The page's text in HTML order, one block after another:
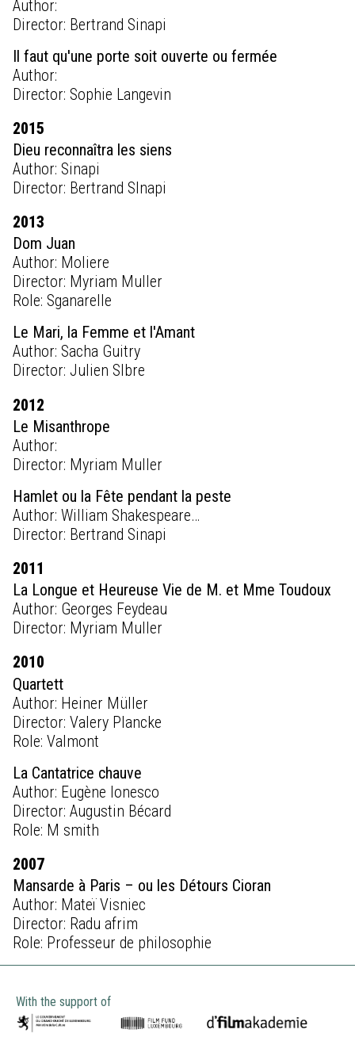
Author:
Director: Bertrand Sinapi
Il faut qu'une porte soit ouverte ou fermée
Author:
Director: Sophie Langevin
2015
Dieu reconnaîtra les siens
Author: Sinapi
Director: Bertrand SInapi
2013
Dom Juan
Author: Moliere
Director: Myriam Muller
Role: Sganarelle
Le Mari, la Femme et l'Amant
Author: Sacha Guitry
Director: Julien SIbre
2012
Le Misanthrope
Author:
Director: Myriam Muller
Hamlet ou la Fête pendant la peste
Author: William Shakespeare…
Director: Bertrand Sinapi
2011
La Longue et Heureuse Vie de M. et Mme Toudoux
Author: Georges Feydeau
Director: Myriam Muller
2010
Quartett
Author: Heiner Müller
Director: Valery Plancke
Role: Valmont
La Cantatrice chauve
Author: Eugène Ionesco
Director: Augustin Bécard
Role: M smith
2007
Mansarde à Paris – ou les Détours Cioran
Author: Mateï Visniec
Director: Radu afrim
Role: Professeur de philosophie
With the support of